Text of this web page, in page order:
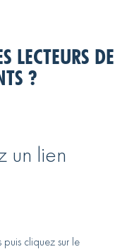
LECTEURS DE
?
un lien
puis cliquez sur le